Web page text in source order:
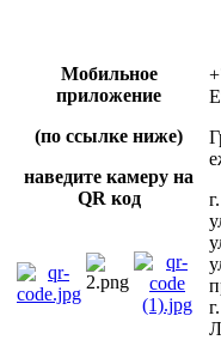
Мобильное
приложение
(по ссылке ниже)
наведите камеру на
QR код